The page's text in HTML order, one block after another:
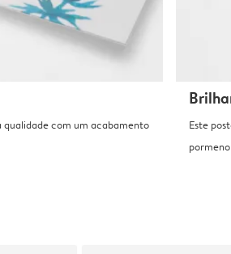
qualidade com um acabamento
Este